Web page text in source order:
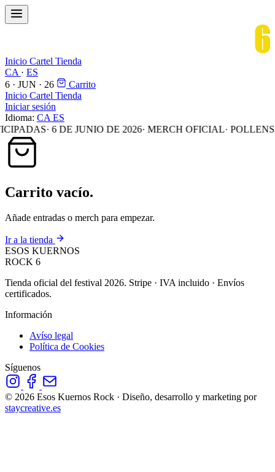
Inicio Cartel Tienda
CA · ES
6 · JUN · 26
Carrito
Inicio Cartel Tienda
Iniciar sesión
Idioma: CA ES
· 6 DE JUNIO DE 2026· MERCH OFICIAL· POLLENSA,
Carrito vacío.
Añade entradas o merch para empezar.
Ir a la tienda
ESOS KUERNOS
ROCK 6
Tienda oficial del festival 2026. Stripe · IVA incluido · Envíos
certificados.
Información
Avíso legal
Política de Cookies
Síguenos
© 2026 Esos Kuernos Rock · Diseño, desarrollo y marketing por
staycreative.es